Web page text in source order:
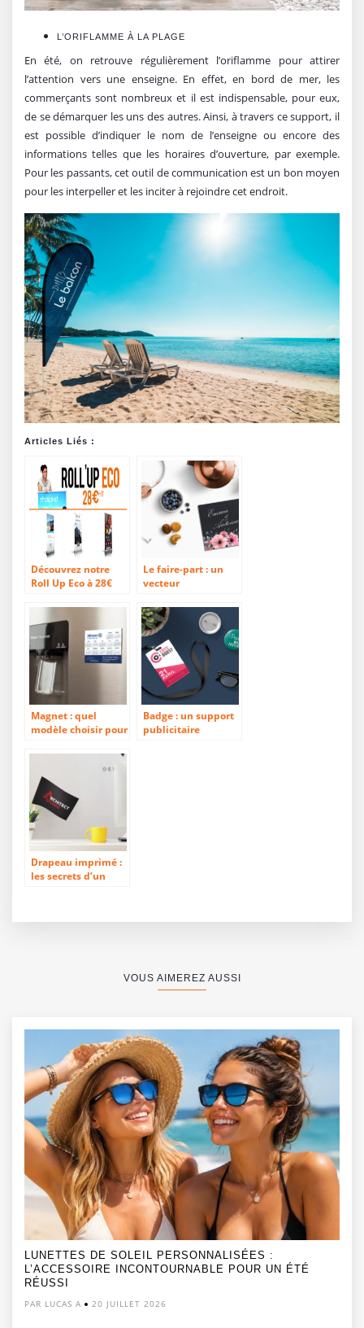
L’ORIFLAMME À LA PLAGE
En été, on retrouve régulièrement l’oriflamme pour attirer
l’attention vers une enseigne. En effet, en bord de mer, les
commerçants sont nombreux et il est indispensable, pour eux,
de se démarquer les uns des autres. Ainsi, à travers ce support, il
est possible d’indiquer le nom de l’enseigne ou encore des
informations telles que les horaires d’ouverture, par exemple.
Pour les passants, cet outil de communication est un bon moyen
pour les interpeller et les inciter à rejoindre cet endroit.
Articles Liés :
Découvrez notre
Roll Up Eco à 28€
Le faire-part : un
vecteur
comme les autres
Magnet : quel
modèle choisir pour
démarches
Badge : un support
publicitaire
Drapeau imprimé :
les secrets d’un
VOUS AIMEREZ AUSSI
LUNETTES DE SOLEIL PERSONNALISÉES :
L’ACCESSOIRE INCONTOURNABLE POUR UN ÉTÉ
RÉUSSI
PAR LUCAS A 20 JUILLET 2026